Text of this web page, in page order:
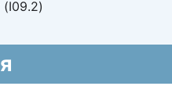
(I09.2)